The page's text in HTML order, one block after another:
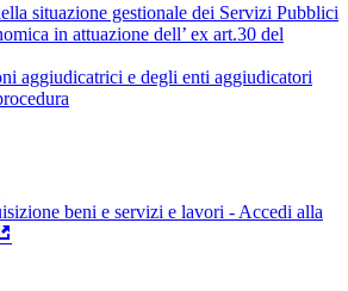
situazione gestionale dei Servizi Pubblici
in attuazione dell’ ex art.30 del
aggiudicatrici e degli enti aggiudicatori
beni e servizi e lavori - Accedi alla